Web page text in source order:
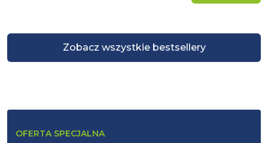
Zobacz wszystkie bestsellery
OFERTA SPECJALNA